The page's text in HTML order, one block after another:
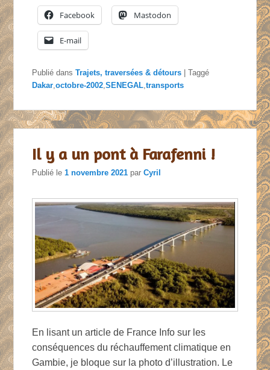
Facebook Mastodon
E-mail
Publié dans Trajets, traversées & détours |Taggé
Dakar,octobre-2002,SENEGAL,transports
Il y a un pont à Farafenni !
Publié le1 novembre 2021 parCyril
En lisant un article de France Info sur les
conséquences du réchauffement climatique en
Gambie, je bloque sur la photo d’illustration. Le